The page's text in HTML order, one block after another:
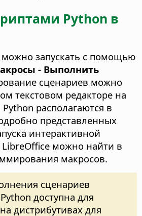
Python в
запускать с помощью
- Выполнить
сценариев можно
текстовом редакторе на
располагаются в
представленных
интерактивной
LibreOffice можно найти в
макросов.
сценариев
доступна для
дистрибутивах для